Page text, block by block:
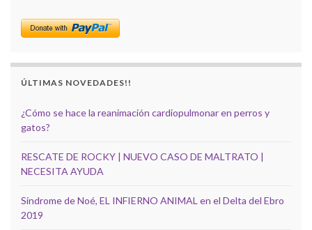
ÚLTIMAS NOVEDADES!!
¿Cómo se hace la reanimación cardiopulmonar en perros y
gatos?
RESCATE DE ROCKY | NUEVO CASO DE MALTRATO |
NECESITA AYUDA
Sindrome de Noé, EL INFIERNO ANIMAL en el Delta del Ebro
2019